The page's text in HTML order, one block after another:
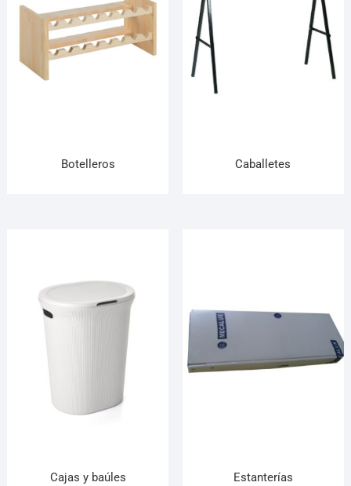
Botelleros Caballetes
Cajas y baúles Estanterías